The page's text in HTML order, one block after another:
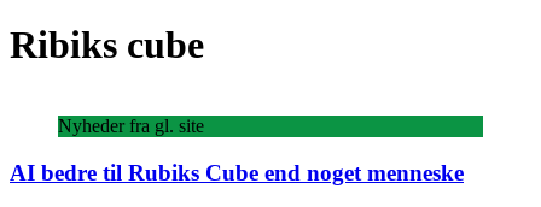
Ribiks cube
Nyheder fra gl. site
AI bedre til Rubiks Cube end noget menneske